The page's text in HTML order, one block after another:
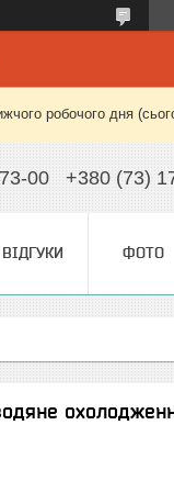
робочого дня
00 +380 (73)
ВІДГУКИ ФОТО